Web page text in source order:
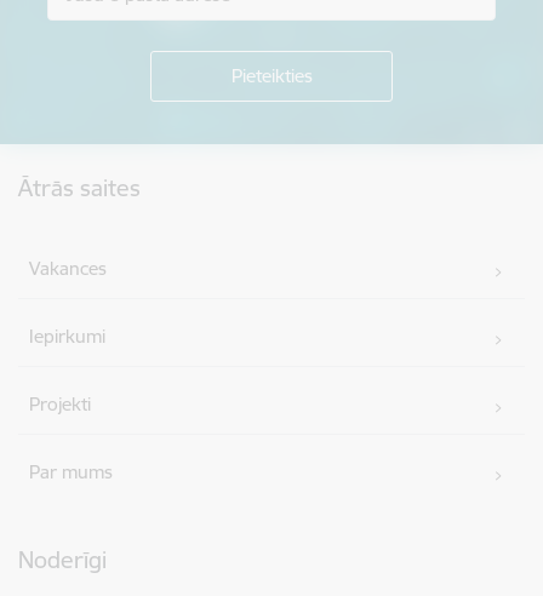
Ātrās saites
Vakances
Iepirkumi
Projekti
Par mums
Noderīgi